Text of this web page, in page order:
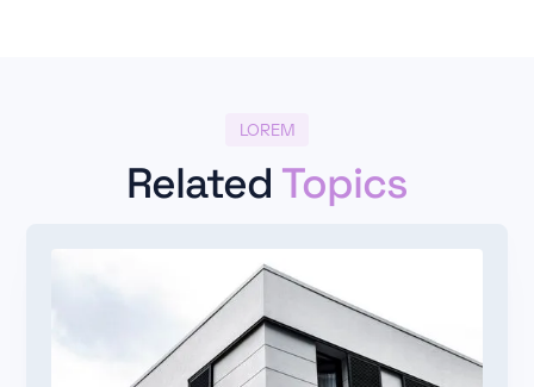
LOREM
Related Topics